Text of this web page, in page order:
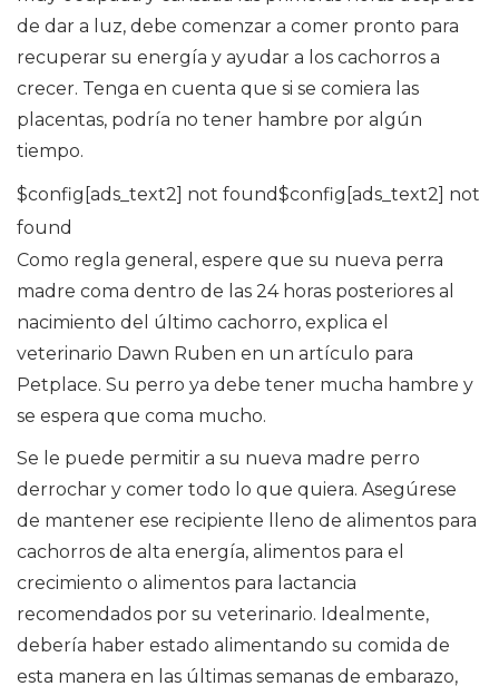
de dar a luz, debe comenzar a comer pronto para
recuperar su energía y ayudar a los cachorros a
crecer. Tenga en cuenta que si se comiera las
placentas, podría no tener hambre por algún
tiempo.
$config[ads_text2] not found$config[ads_text2] not
found
Como regla general, espere que su nueva perra
madre coma dentro de las 24 horas posteriores al
nacimiento del último cachorro, explica el
veterinario Dawn Ruben en un artículo para
Petplace. Su perro ya debe tener mucha hambre y
se espera que coma mucho.
Se le puede permitir a su nueva madre perro
derrochar y comer todo lo que quiera. Asegúrese
de mantener ese recipiente lleno de alimentos para
cachorros de alta energía, alimentos para el
crecimiento o alimentos para lactancia
recomendados por su veterinario. Idealmente,
debería haber estado alimentando su comida de
esta manera en las últimas semanas de embarazo,